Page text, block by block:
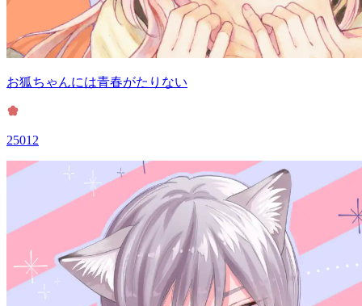
お狐ちゃんには青春がたりない
25012